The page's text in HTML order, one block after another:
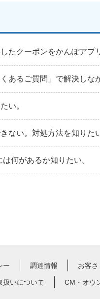
たクーポンをかんぽアプ
あるご質問」で解決しな
い。
ない。対処方法を知りた
何があるか知りたい。
ー 調達情報 お客
扱いについて CM・オウ